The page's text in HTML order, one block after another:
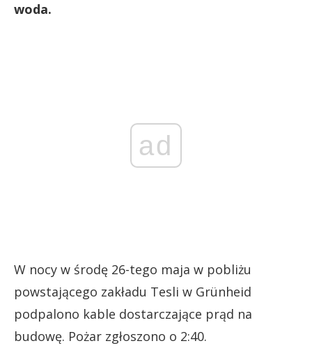
woda.
ad
W nocy w środę 26-tego maja w pobliżu
powstającego zakładu Tesli w Grünheid
podpalono kable dostarczające prąd na
budowę. Pożar zgłoszono o 2:40.